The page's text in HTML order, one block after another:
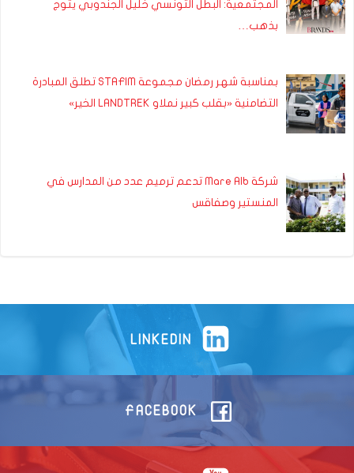
المجتمعية: البطل التونسي خليل الجندوبي يتوج
بذهب…
بمناسبة شهر رمضان مجموعة STAFIM تطلق المبادرة
التضامنية «بقلب كبير نملاو LANDTREK الخير»
شركة Mare Alb تدعم ترميم عدد من المدارس في
المنستير وصفاقس
LINKEDIN
FACEBOOK